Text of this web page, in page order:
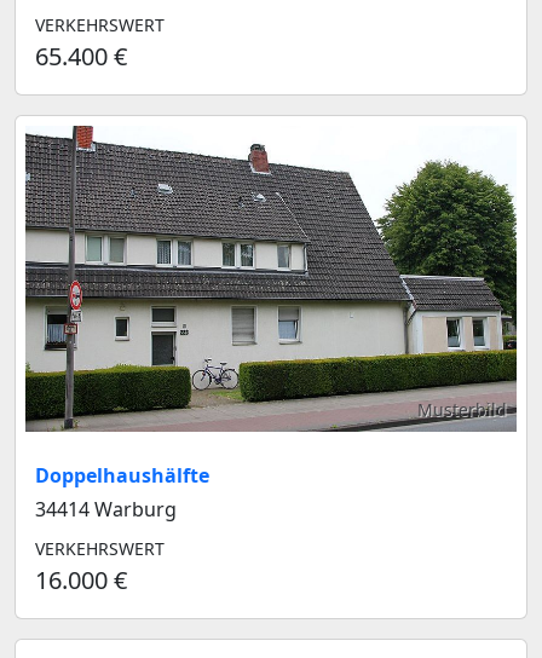
VERKEHRSWERT
65.400 €
Musterbild
Doppelhaushälfte
34414 Warburg
VERKEHRSWERT
16.000 €